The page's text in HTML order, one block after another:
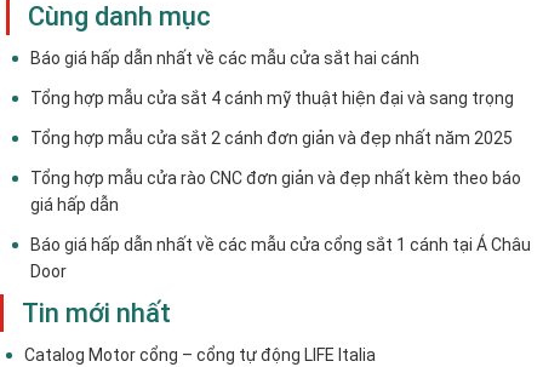
Cùng danh mục
Báo giá hấp dẫn nhất về các mẫu cửa sắt hai cánh
Tổng hợp mẫu cửa sắt 4 cánh mỹ thuật hiện đại và sang trọng
Tổng hợp mẫu cửa sắt 2 cánh đơn giản và đẹp nhất năm 2025
Tổng hợp mẫu cửa rào CNC đơn giản và đẹp nhất kèm theo báo
giá hấp dẫn
Báo giá hấp dẫn nhất về các mẫu cửa cổng sắt 1 cánh tại Á Châu
Door
Tin mới nhất
Catalog Motor cổng – cổng tự động LIFE Italia